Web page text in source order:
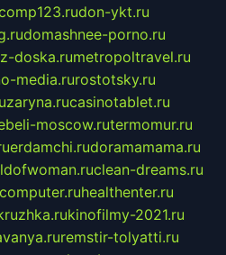
don-ykt.ru
domashnee-porno.ru
doska.rumetropoltravel.ru
media.rurostotsky.ru
zaryna.rucasinotablet.ru
moscow.rutermomur.ru
erdamchi.rudoramamama.ru
clean-dreams.ru
healthenter.ru
kinofilmy-2021.ru
remstir-tolyatti.ru